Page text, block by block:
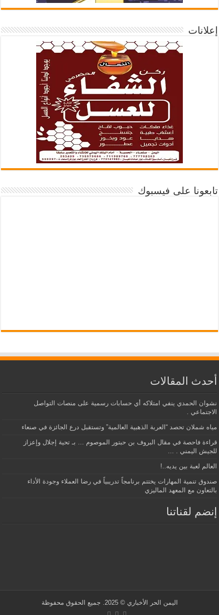
إعلانات
تابعونا على فيسبوك
أحدث المقالات
نشوان الحمدي ينفي امتلاكه أي حسابات رسمية على منصات التواصل
الاجتماعي .
مياه شملان تحصد “العربة الذهبية العالمية” وتستقبل درع الجائزة في صنعاء
قراءة فاحصة في مقال البروف بن حبتور الموصوم … بـ تحية إجلال وإعزاز
للجيش اليمني . …
العالم لعبة بين يديه..!
صندوق تنمية المهارات يختتم برنامجاً تدريبياً في رضا العملاء وجودة الأداء
بالتعاون مع المعهد الماليزي
إنضم لقناتنا
اليمن الحر الأخباري © 2025. جميع الحقوق محفوظة